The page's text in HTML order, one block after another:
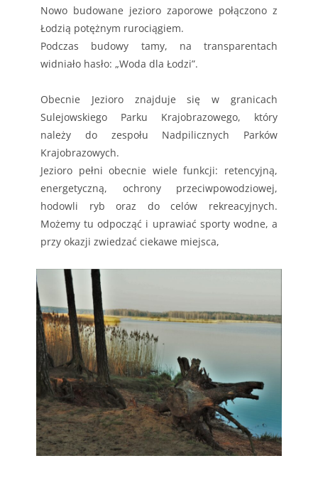
Nowo budowane jezioro zaporowe połączono z
Łodzią potężnym rurociągiem.
Podczas budowy tamy, na transparentach
widniało hasło: „Woda dla Łodzi”.
Obecnie Jezioro znajduje się w granicach
Sulejowskiego Parku Krajobrazowego, który
należy do zespołu Nadpilicznych Parków
Krajobrazowych.
Jezioro pełni obecnie wiele funkcji: retencyjną,
energetyczną, ochrony przeciwpowodziowej,
hodowli ryb oraz do celów rekreacyjnych.
Możemy tu odpocząć i uprawiać sporty wodne, a
przy okazji zwiedzać ciekawe miejsca,